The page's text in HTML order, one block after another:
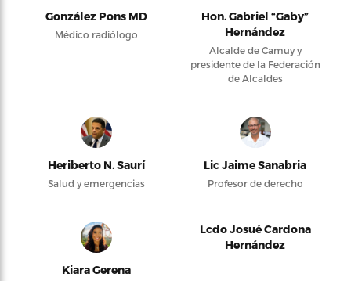
González Pons MD
Médico radiólogo
Hon. Gabriel “Gaby”
Hernández
Alcalde de Camuy y
presidente de la Federación
de Alcaldes
Heriberto N. Saurí
Salud y emergencias
Lic Jaime Sanabria
Profesor de derecho
Kiara Gerena
Lcdo Josué Cardona
Hernández